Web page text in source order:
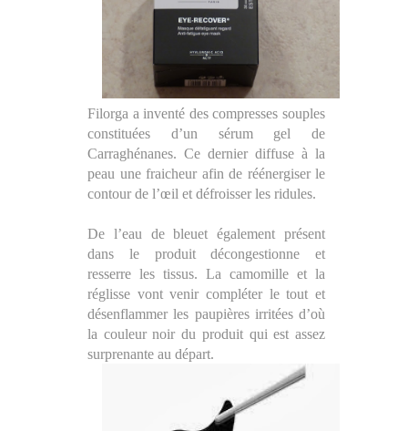
Filorga a inventé des compresses souples
constituées d’un sérum gel de
Carraghénanes. Ce dernier diffuse à la
peau une fraicheur afin de réénergiser le
contour de l’œil et défroisser les ridules.
De l’eau de bleuet également présent
dans le produit décongestionne et
resserre les tissus. La camomille et la
réglisse vont venir compléter le tout et
désenflammer les paupières irritées d’où
la couleur noir du produit qui est assez
surprenante au départ.